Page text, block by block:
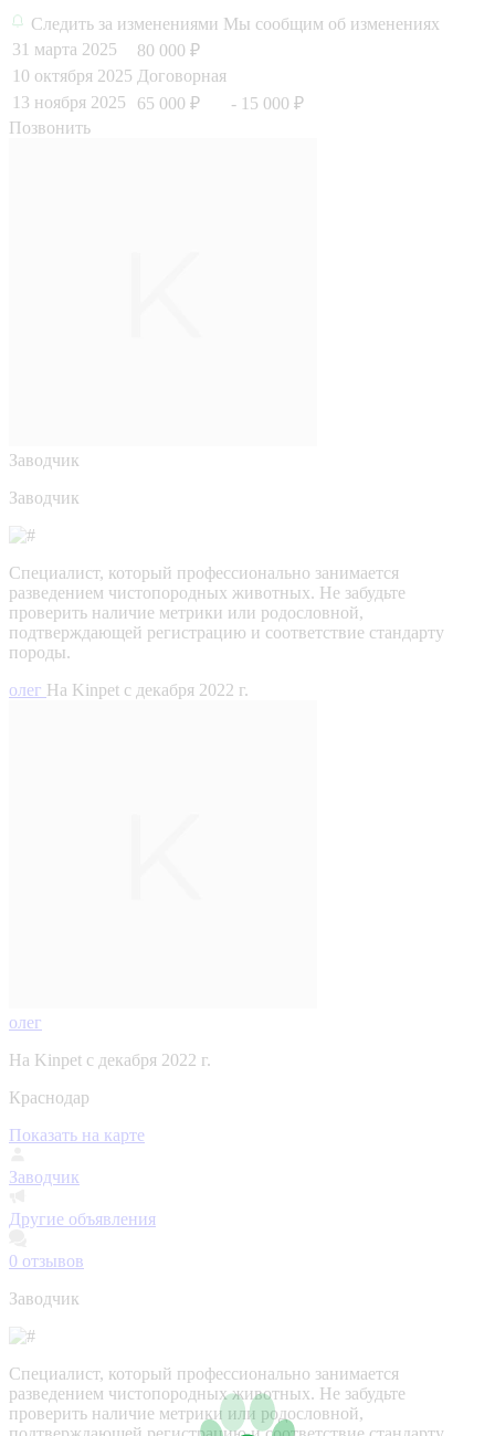
Следить за изменениями Мы сообщим об изменениях
31 марта 2025
80 000 ₽
10 октября 2025 Договорная
13 ноября 2025
65 000 ₽
- 15 000 ₽
Позвонить
Заводчик
Заводчик
Специалист, который профессионально занимается
разведением чистопородных животных. Не забудьте
проверить наличие метрики или родословной,
подтверждающей регистрацию и соответствие стандарту
породы.
олег На Kinpet c декабря 2022 г.
олег
На Kinpet c декабря 2022 г.
Краснодар
Показать на карте
Заводчик
Другие объявления
0 отзывов
Заводчик
Специалист, который профессионально занимается
разведением чистопородных животных. Не забудьте
проверить наличие метрики или родословной,